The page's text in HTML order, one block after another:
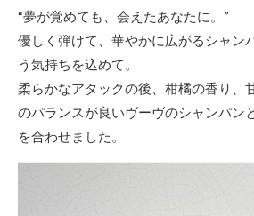
“夢が覚めても、会えたあなたに。”
優しく弾けて、華やかに広がるシャン
う気持ちを込めて。
柔らかなアタックの後、柑橘の香り、
のパランスが良いヴーヴのシャンパン
を合わせました。